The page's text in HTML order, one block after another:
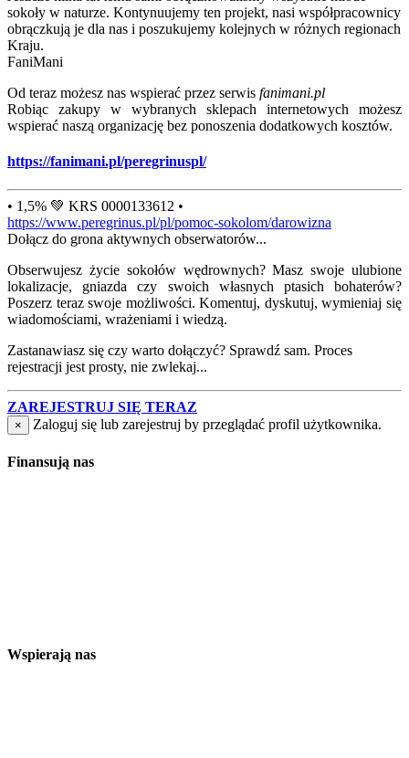
sokoły w naturze. Kontynuujemy ten projekt, nasi współpracownicy
obrączkują je dla nas i poszukujemy kolejnych w różnych regionach
Kraju.
FaniMani
Od teraz możesz nas wspierać przez serwis fanimani.pl
Robiąc zakupy w wybranych sklepach internetowych możesz
wspierać naszą organizację bez ponoszenia dodatkowych kosztów.
https://fanimani.pl/peregrinuspl/
• 1,5% 💚 KRS 0000133612 •
https://www.peregrinus.pl/pl/pomoc-sokolom/darowizna
Dołącz do grona aktywnych obserwatorów...
Obserwujesz życie sokołów wędrownych? Masz swoje ulubione
lokalizacje, gniazda czy swoich własnych ptasich bohaterów?
Poszerz teraz swoje możliwości. Komentuj, dyskutuj, wymieniaj się
wiadomościami, wrażeniami i wiedzą.
Zastanawiasz się czy warto dołączyć? Sprawdź sam. Proces
rejestracji jest prosty, nie zwlekaj...
ZAREJESTRUJ SIĘ TERAZ
× Zaloguj się lub zarejestruj by przeglądać profil użytkownika.
Finansują nas
Wspierają nas